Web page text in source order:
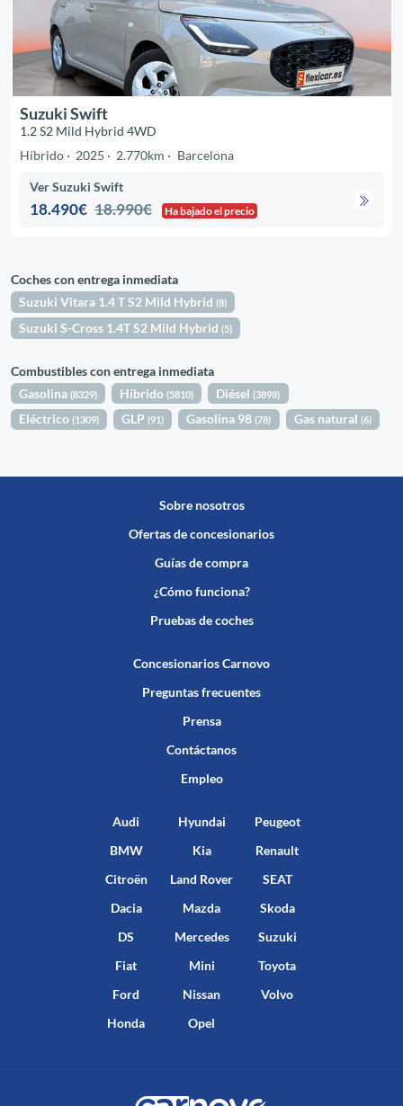
Suzuki Swift
1.2 S2 Mild Hybrid 4WD
Híbrido
2025 2.770km Barcelona
Ver Suzuki Swift
18.490€ 18.990€ Ha bajado el precio
Coches con entrega inmediata
Suzuki Vitara 1.4 T S2 Mild Hybrid(8)
Suzuki S-Cross 1.4T S2 Mild Hybrid(5)
Combustibles con entrega inmediata
Gasolina(8329) Híbrido(5810) Diésel(3898)
Eléctrico(1309) GLP(91) Gasolina 98(78) Gas natural (6)
Sobre nosotros
Ofertas de concesionarios
Guías de compra
¿Cómo funciona?
Pruebas de coches
Concesionarios Carnovo
Preguntas frecuentes
Prensa
Contáctanos
Empleo
Audi
BMW
Citroën
Dacia
DS
Fiat
Ford
Honda
Hyundai
Kia
Land Rover
Mazda
Mercedes
Mini
Nissan
Opel
Peugeot
Renault
SEAT
Skoda
Suzuki
Toyota
Volvo